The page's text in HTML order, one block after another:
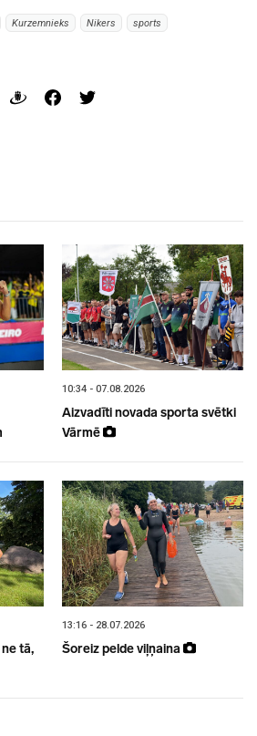
Kurzemnieks Nikers sports
10:34 - 07.08.2026
Aizvadīti novada sporta svētki
Vārmē
tā,
13:16 - 28.07.2026
Šoreiz pelde viļņaina